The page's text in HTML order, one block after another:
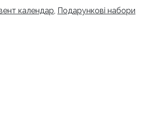
календар, Подарункові набори